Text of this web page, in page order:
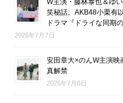
W主演・藤林泰也＆ゆ
笑秘話。AKB48小栗有
ドラマ『ドライな同期
2026年7月7日
安田章大×のんW主演映
真解禁
2026年7月6日